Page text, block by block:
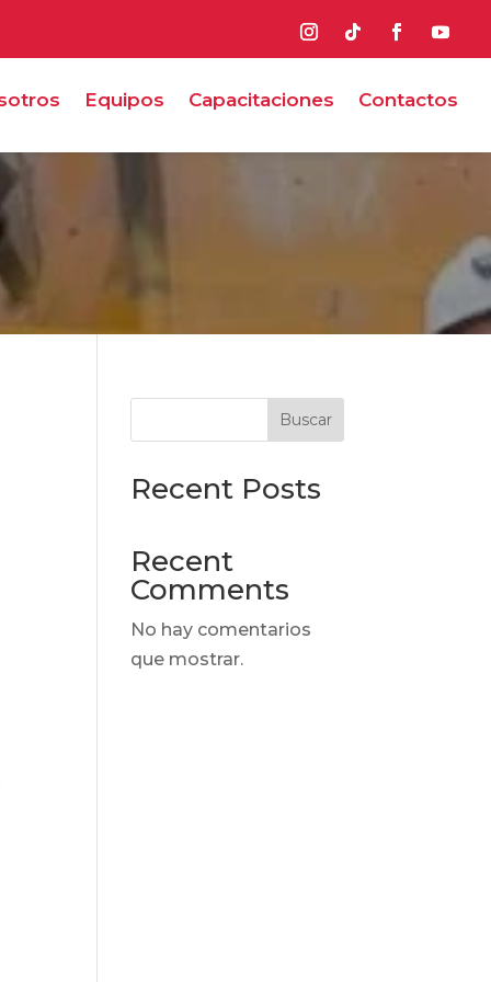
Equipos Capacitaciones Contactos
Buscar
Recent Posts
Recent
Comments
No hay comentarios
que mostrar.